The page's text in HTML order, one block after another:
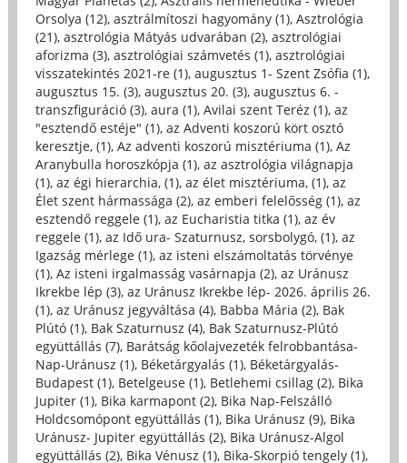
Orsolya (12), asztrálmítoszi hagyomány (1), Asztrológia
(21), asztrológia Mátyás udvarában (2), asztrológiai
aforizma (3), asztrológiai számvetés (1), asztrológiai
visszatekintés 2021-re (1), augusztus 1- Szent Zsófia (1),
augusztus 15. (3), augusztus 20. (3), augusztus 6. -
transzfiguráció (3), aura (1), Avilai szent Teréz (1), az
"esztendő estéje" (1), az Adventi koszorú kört osztó
keresztje, (1), Az adventi koszorú misztériuma (1), Az
Aranybulla horoszkópja (1), az asztrológia világnapja
(1), az égi hierarchia, (1), az élet misztériuma, (1), az
Élet szent hármassága (2), az emberi felelősség (1), az
esztendő reggele (1), az Eucharistia titka (1), az év
reggele (1), az Idő ura- Szaturnusz, sorsbolygó, (1), az
Igazság mérlege (1), az isteni elszámoltatás törvénye
(1), Az isteni irgalmasság vasárnapja (2), az Uránusz
Ikrekbe lép (3), az Uránusz Ikrekbe lép- 2026. április 26.
(1), az Uránusz jegyváltása (4), Babba Mária (2), Bak
Plútó (1), Bak Szaturnusz (4), Bak Szaturnusz-Plútó
együttállás (7), Barátság kőolajvezeték felrobbantása-
Nap-Uránusz (1), Béketárgyalás (1), Béketárgyalás-
Budapest (1), Betelgeuse (1), Betlehemi csillag (2), Bika
Jupiter (1), Bika karmapont (2), Bika Nap-Felszálló
Holdcsomópont együttállás (1), Bika Uránusz (9), Bika
Uránusz- Jupiter együttállás (2), Bika Uránusz-Algol
együttállás (2), Bika Vénusz (1), Bika-Skorpió tengely (1),